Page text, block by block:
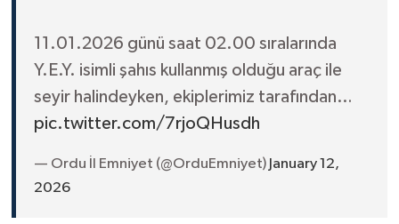
11.01.2026 günü saat 02.00 sıralarında
Y.E.Y. isimli şahıs kullanmış olduğu araç ile
seyir halindeyken, ekiplerimiz tarafından…
pic.twitter.com/7rjoQHusdh
— Ordu İl Emniyet (@OrduEmniyet) January 12,
2026